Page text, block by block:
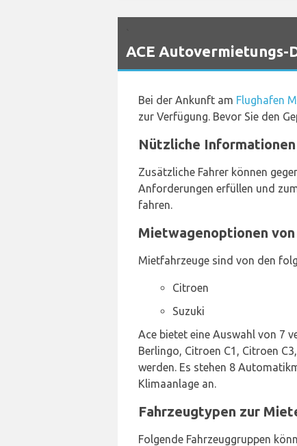
ACE
Bei der Ankunft am Flughafen
zur Verfügung. Bevor Sie den
Nützliche
Zusätzliche Fahrer können
Anforderungen erfüllen und
fahren.
Mietwagenoptionen
Mietfahrzeuge sind von den
Citroen
Suzuki
Ace bietet eine Auswahl von 7
Berlingo, Citroen C1, Citroen
werden. Es stehen 8
Klimaanlage an.
Fahrzeugtypen zur
Folgende Fahrzeuggruppen